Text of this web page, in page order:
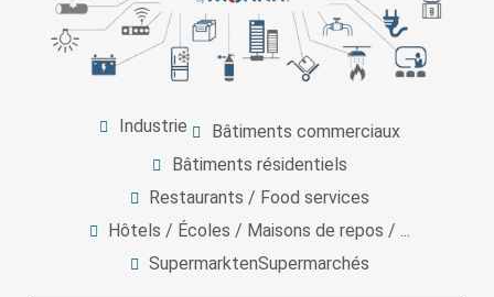
Industrie
Bâtiments commerciaux
Bâtiments résidentiels
Restaurants / Food services
Hôtels / Écoles / Maisons de repos / ...
SupermarktenSupermarchés